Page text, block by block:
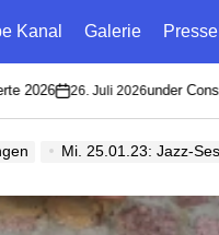
Kanal Galerie
on
26. Juli 2026under
Mi. 25.01.23: Jazz-